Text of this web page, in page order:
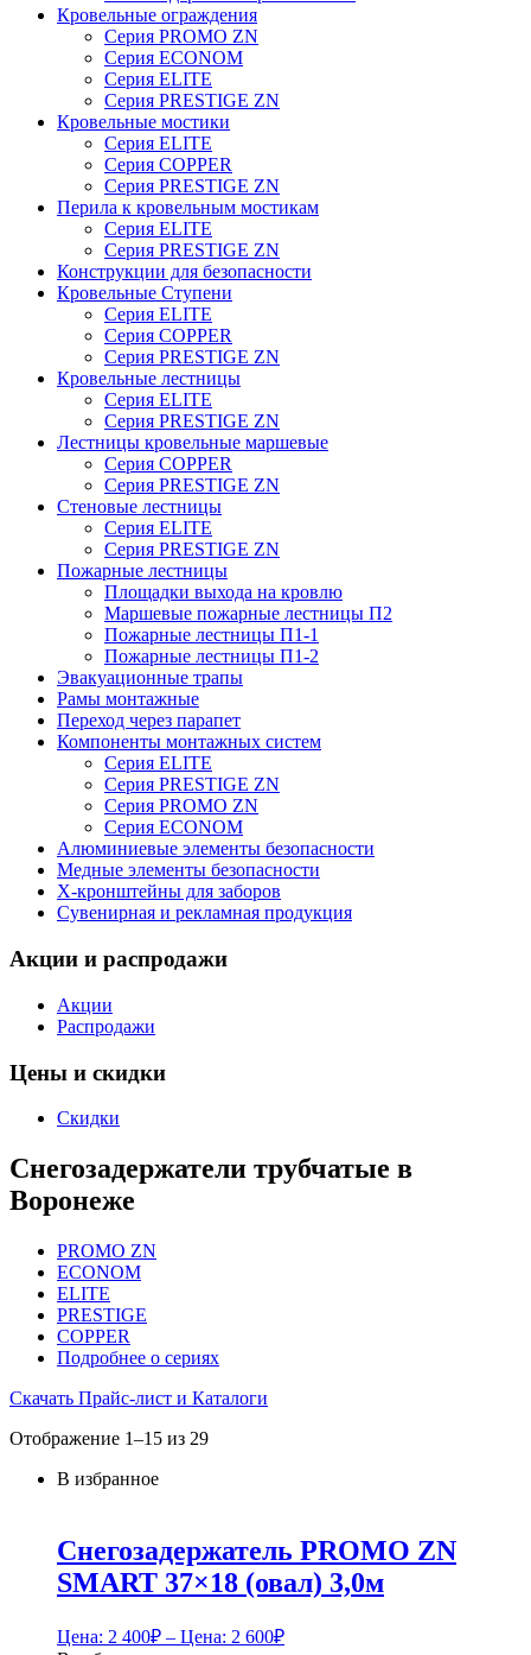
Кровельные ограждения
Серия PROMO ZN
Серия ECONOM
Серия ELITE
Серия PRESTIGE ZN
Кровельные мостики
Серия ELITE
Серия COPPER
Серия PRESTIGE ZN
Перила к кровельным мостикам
Серия ELITE
Серия PRESTIGE ZN
Конструкции для безопасности
Кровельные Ступени
Серия ELITE
Серия COPPER
Серия PRESTIGE ZN
Кровельные лестницы
Серия ELITE
Серия PRESTIGE ZN
Лестницы кровельные маршевые
Серия COPPER
Серия PRESTIGE ZN
Стеновые лестницы
Серия ELITE
Серия PRESTIGE ZN
Пожарные лестницы
Площадки выхода на кровлю
Маршевые пожарные лестницы П2
Пожарные лестницы П1-1
Пожарные лестницы П1-2
Эвакуационные трапы
Рамы монтажные
Переход через парапет
Компоненты монтажных систем
Серия ELITE
Серия PRESTIGE ZN
Серия PROMO ZN
Серия ECONOM
Алюминиевые элементы безопасности
Медные элементы безопасности
X-кронштейны для заборов
Сувенирная и рекламная продукция
Акции и распродажи
Акции
Распродажи
Цены и скидки
Скидки
Снегозадержатели трубчатые в
Воронеже
PROMO ZN
ECONOM
ELITE
PRESTIGE
COPPER
Подробнее о сериях
Скачать Прайс-лист и Каталоги
Отображение 1–15 из 29
В избранное
Снегозадержатель PROMO ZN
SMART 37×18 (овал) 3,0м
Цена: 2 400₽ – Цена: 2 600₽